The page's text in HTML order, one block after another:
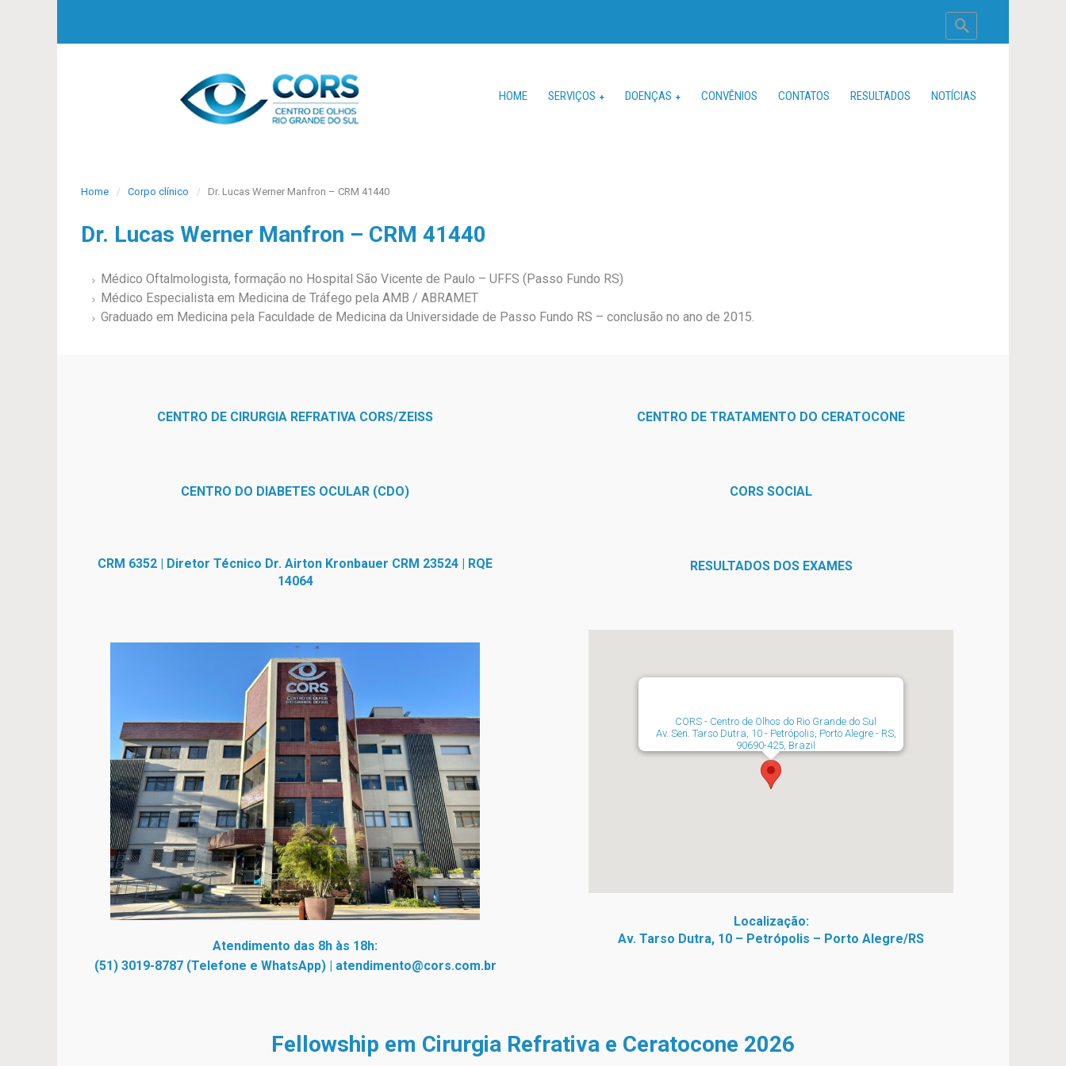
HOME SERVIÇOS DOENÇAS CONVÊNIOS CONTATOS RESULTADOS NOTÍCIAS
Home Corpo clínico Dr. Lucas Werner Manfron – CRM 41440
Dr. Lucas Werner Manfron – CRM 41440
Médico Oftalmologista, formação no Hospital São Vicente de Paulo – UFFS (Passo Fundo RS)
Médico Especialista em Medicina de Tráfego pela AMB / ABRAMET
Graduado em Medicina pela Faculdade de Medicina da Universidade de Passo Fundo RS – conclusão no ano de 2015.
CENTRO DE CIRURGIA REFRATIVA CORS/ZEISS
CENTRO DO DIABETES OCULAR (CDO)
CRM 6352 | Diretor Técnico Dr. Airton Kronbauer CRM 23524 | RQE
14064
Atendimento das 8h às 18h:
(51) 3019-8787 (Telefone e WhatsApp)| atendimento@cors.com.br
CENTRO DE TRATAMENTO DO CERATOCONE
CORS SOCIAL
RESULTADOS DOS EXAMES
CORS - Centro de Olhos do Rio Grande do Sul
Av. Sen. Tarso Dutra, 10 - Petrópolis, Porto Alegre - RS,
90690-425, Brazil
Localização:
Av. Tarso Dutra, 10 – Petrópolis – Porto Alegre/RS
Fellowship em Cirurgia Refrativa e Ceratocone 2026